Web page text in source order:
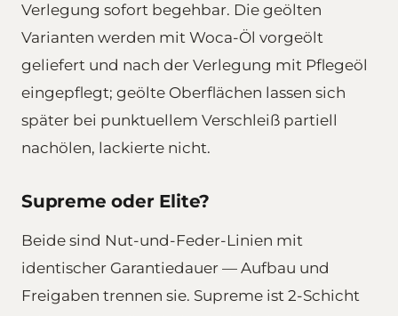
Verlegung sofort begehbar. Die geölten
Varianten werden mit Woca-Öl vorgeölt
geliefert und nach der Verlegung mit Pflegeöl
eingepflegt; geölte Oberflächen lassen sich
später bei punktuellem Verschleiß partiell
nachölen, lackierte nicht.
Supreme oder Elite?
Beide sind Nut-und-Feder-Linien mit
identischer Garantiedauer — Aufbau und
Freigaben trennen sie. Supreme ist 2-Schicht